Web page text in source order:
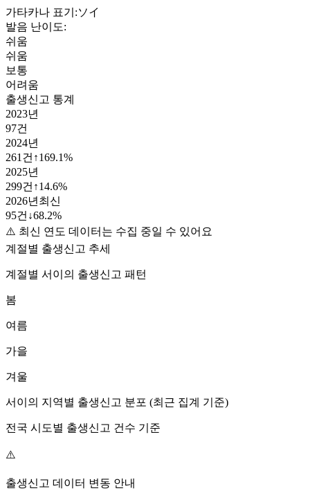
가타카나 표기:ソイ
발음 난이도:
쉬움
쉬움
보통
어려움
출생신고 통계
2023년
97건
2024년
261 건 ↑169.1%
2025년
299건 ↑14.6%
2026년 최신
95건 ↓68.2%
⚠️ 최신 연도 데이터는 수집 중일 수 있어요
계절별 출생신고 추세
계절별 서이 의 출생신고 패턴
봄
여름
가을
겨울
서이 의 지역별 출생신고 분포 (최근 집계 기준)
전국 시도별 출생신고 건수 기준
⚠️
출생신고 데이터 변동 안내